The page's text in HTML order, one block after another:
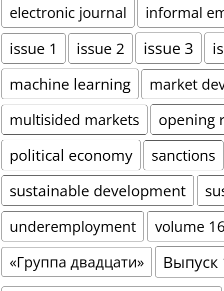
electronic journal informal
issue 1 issue 2 issue 3
machine learning
market
multisided markets
opening
political economy
sanctions
sustainable development
underemployment
volume
«Группа двадцати»
Выпуск